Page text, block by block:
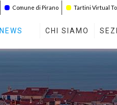
Comune di Pirano Tartini Virtual
NEWS CHI SIAMO